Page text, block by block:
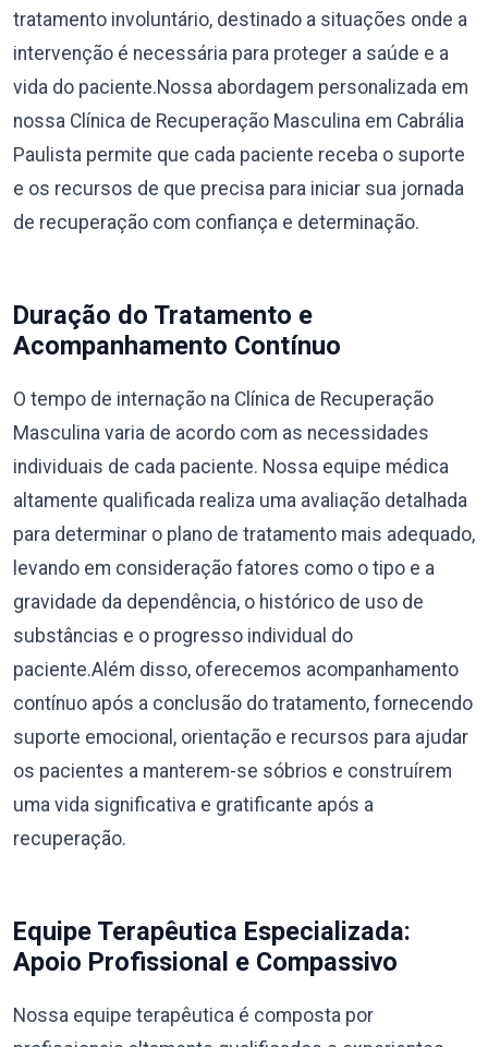
tratamento involuntário, destinado a situações onde a
intervenção é necessária para proteger a saúde e a
vida do paciente.Nossa abordagem personalizada em
nossa Clínica de Recuperação Masculina em Cabrália
Paulista permite que cada paciente receba o suporte
e os recursos de que precisa para iniciar sua jornada
de recuperação com confiança e determinação.
Duração do Tratamento e
Acompanhamento Contínuo
O tempo de internação na Clínica de Recuperação
Masculina varia de acordo com as necessidades
individuais de cada paciente. Nossa equipe médica
altamente qualificada realiza uma avaliação detalhada
para determinar o plano de tratamento mais adequado,
levando em consideração fatores como o tipo e a
gravidade da dependência, o histórico de uso de
substâncias e o progresso individual do
paciente.Além disso, oferecemos acompanhamento
contínuo após a conclusão do tratamento, fornecendo
suporte emocional, orientação e recursos para ajudar
os pacientes a manterem-se sóbrios e construírem
uma vida significativa e gratificante após a
recuperação.
Equipe Terapêutica Especializada:
Apoio Profissional e Compassivo
Nossa equipe terapêutica é composta por